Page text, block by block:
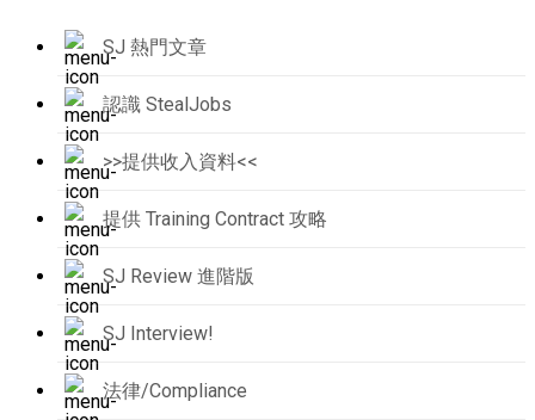
SJ 熱門文章
認識 StealJobs
>>提供收入資料<<
提供 Training Contract 攻略
SJ Review 進階版
SJ Interview!
法律/Compliance